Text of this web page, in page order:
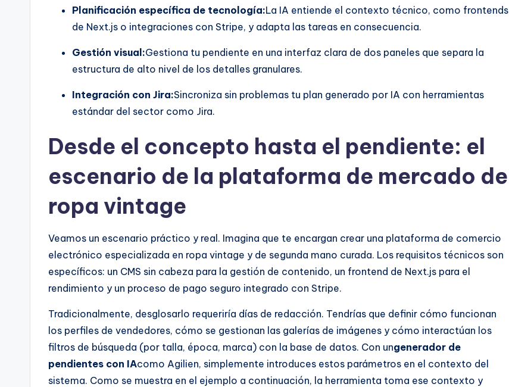
Planificación específica de tecnología:La IA entiende el contexto técnico, como frontends
de Next.js o integraciones con Stripe, y adapta las tareas en consecuencia.
Gestión visual:Gestiona tu pendiente en una interfaz clara de dos paneles que separa la
estructura de alto nivel de los detalles granulares.
Integración con Jira:Sincroniza sin problemas tu plan generado por IA con herramientas
estándar del sector como Jira.
Desde el concepto hasta el pendiente: el
escenario de la plataforma de mercado de
ropa vintage
Veamos un escenario práctico y real. Imagina que te encargan crear una plataforma de comercio
electrónico especializada en ropa vintage y de segunda mano curada. Los requisitos técnicos son
específicos: un CMS sin cabeza para la gestión de contenido, un frontend de Next.js para el
rendimiento y un proceso de pago seguro integrado con Stripe.
Tradicionalmente, desglosarlo requeriría días de redacción. Tendrías que definir cómo funcionan
los perfiles de vendedores, cómo se gestionan las galerías de imágenes y cómo interactúan los
filtros de búsqueda (por talla, época, marca) con la base de datos. Con ungenerador de
pendientes con IAcomo Agilien, simplemente introduces estos parámetros en el contexto del
sistema. Como se muestra en el ejemplo a continuación, la herramienta toma ese contexto y